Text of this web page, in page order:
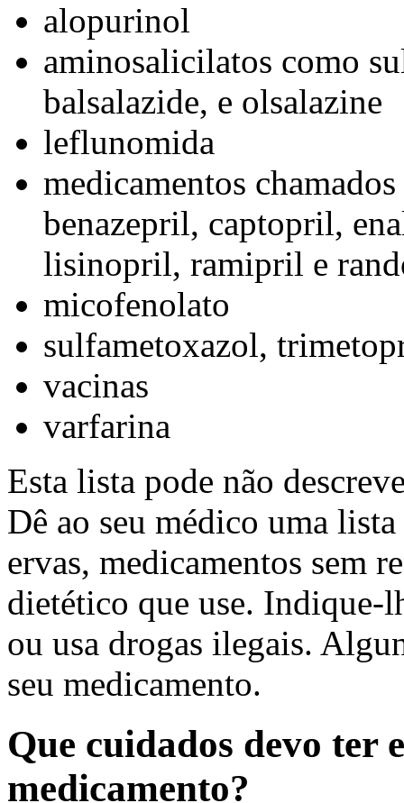
alopurinol
aminosalicilatos como
balsalazide, e olsalazine
leflunomida
medicamentos
benazepril, captopril,
lisinopril, ramipril e
micofenolato
sulfametoxazol,
vacinas
varfarina
Esta lista pode não
Dê ao seu médico uma
ervas, medicamentos sem
dietético que use. Indique-
ou usa drogas ilegais.
seu medicamento.
Que cuidados devo ter
medicamento?